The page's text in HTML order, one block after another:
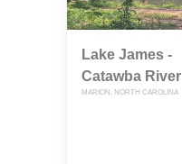
Lake James -
Catawba River
MARION, NORTH CAROLINA